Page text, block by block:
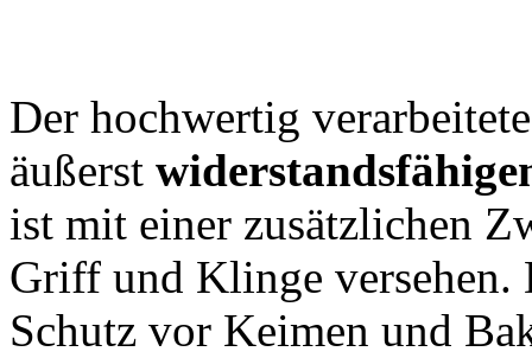
Der hochwertig
äußerst
ist mit einer zusätzlichen
Griff und Klinge versehen.
Schutz vor Keimen und